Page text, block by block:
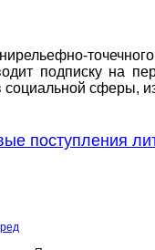
рельефно-
подписку на
сферы,
поступления